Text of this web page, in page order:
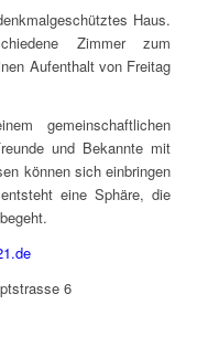
Haus.
Zimmer zum
Aufenthalt von Freitag
gemeinschaftlichen
und Bekannte mit
können sich einbringen
eine Sphäre, die
6